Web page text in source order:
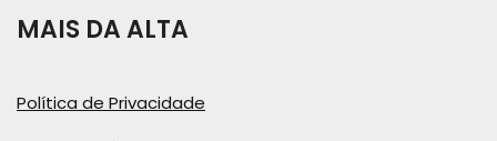
MAIS DA ALTA
Política de Privacidade